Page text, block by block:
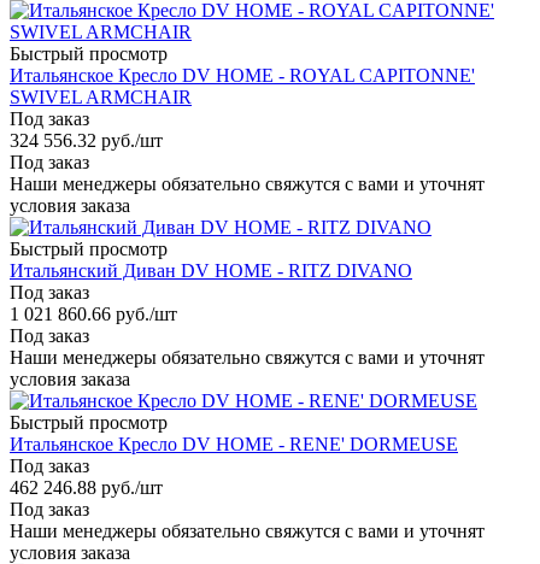
Быстрый просмотр
Итальянское Кресло DV HOME - ROYAL CAPITONNE'
SWIVEL ARMCHAIR
Под заказ
324 556.32 руб./шт
Под заказ
Наши менеджеры обязательно свяжутся с вами и уточнят
условия заказа
Быстрый просмотр
Итальянский Диван DV HOME - RITZ DIVANO
Под заказ
1 021 860.66 руб./шт
Под заказ
Наши менеджеры обязательно свяжутся с вами и уточнят
условия заказа
Быстрый просмотр
Итальянское Кресло DV HOME - RENE' DORMEUSE
Под заказ
462 246.88 руб./шт
Под заказ
Наши менеджеры обязательно свяжутся с вами и уточнят
условия заказа